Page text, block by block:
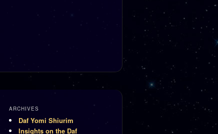
ARCHIVES
Daf Yomi Shiurim
Insights on the Daf